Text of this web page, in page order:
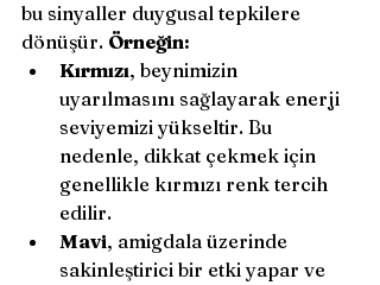
bu sinyaller duygusal tepkilere
dönüşür. Örneğin:
Kırmızı, beynimizin
uyarılmasını sağlayarak enerji
seviyemizi yükseltir. Bu
nedenle, dikkat çekmek için
genellikle kırmızı renk tercih
edilir.
Mavi, amigdala üzerinde
sakinleştirici bir etki yapar ve